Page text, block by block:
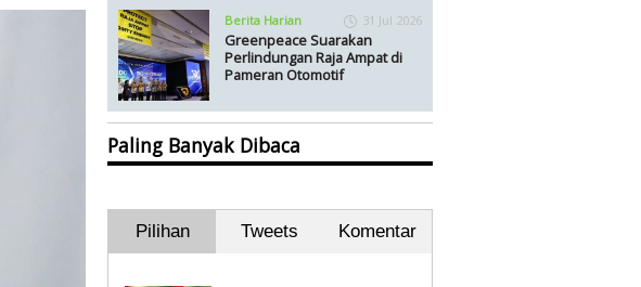
Berita Harian 31 Jul 2026
Greenpeace Suarakan
Perlindungan Raja Ampat di
Pameran Otomotif
Paling Banyak Dibaca
Pilihan Tweets Komentar